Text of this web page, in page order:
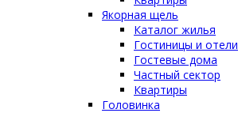
Якорная щель
Каталог жилья
Гостиницы и отели
Гостевые дома
Частный сектор
Квартиры
Головинка